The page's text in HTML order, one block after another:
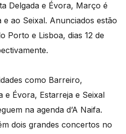
Delgada e Évora, Março é
e ao Seixal. Anunciados estão
Porto e Lisboa, dias 12 de
como Barreiro,
e Évora, Estarreja e Seixal
na agenda d’A Naifa.
dois grandes concertos no